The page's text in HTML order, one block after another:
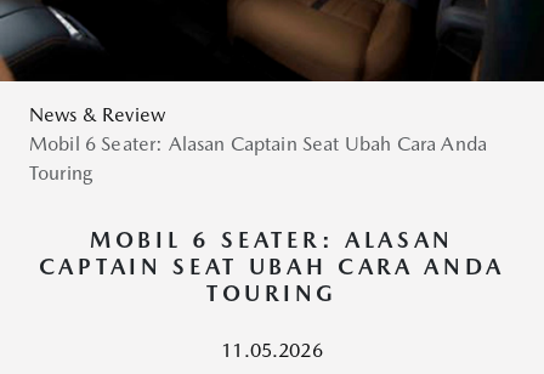
News & Review
Mobil 6 Seater: Alasan Captain Seat Ubah Cara Anda
Touring
MOBIL 6 SEATER: ALASAN
CAPTAIN SEAT UBAH CARA ANDA
TOURING
11.05.2026